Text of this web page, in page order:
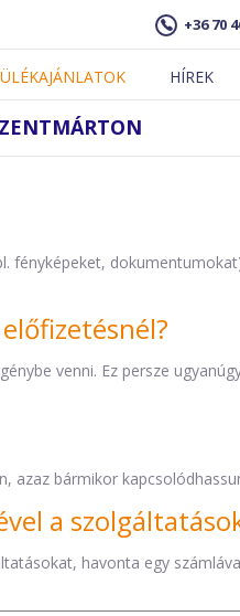
+36 70
HÍREK
fényképeket,
venni. Ez persze
azaz bármikor
a
havonta egy